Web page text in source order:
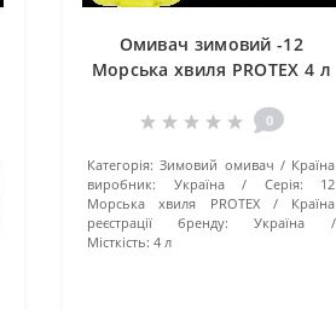
Омивач зимовий -12
Морська хвиля PROTEX 4 л
0
Категорія: Зимовий омивач
Країна
виробник:
Україна Серія:
12
Морська хвиля PROTEX
Країна
реєстрації бренду:
Україна
Місткість: 4 л